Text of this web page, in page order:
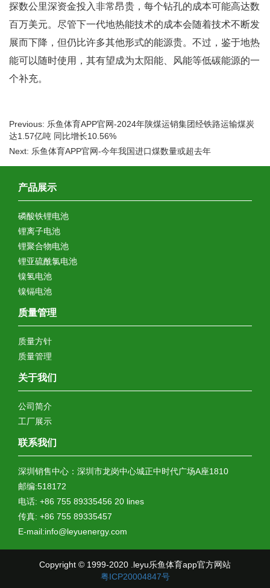
探数公里深资金投入非常昂贵，每个钻孔的成本可能高达数
百万美元。尽管下一代地热能技术的成本会随着技术不断发
展而下降，但仍比许多其他形式的能源贵。不过，鉴于地热
能可以随时使用，其有望成为太阳能、风能等低碳能源的一
个补充。
Previous: 乐鱼体育APP官网-2024年陕煤运销集团经铁路运输煤炭
达1.57亿吨 同比增长10.56%
Next: 乐鱼体育APP官网-今年我国进口煤数量或超去年
产品展示
磷酸铁锂电池
锂离子电池
锂聚合物电池
锂亚硫酰氯电池
镍氢电池
镍镉电池
质量管理
质量方针
质量管理
关于我们
公司简介
工厂展示
联系我们
深圳销售中心：深圳市龙岗中心城正中时代广场A座1810
邮编:518172
电话: +86 755 89335456 20 lines
传真: +86 755 89335457
E-mail:info@leyuenergy.com
Copyright © 1999-2020 .leyu乐鱼体育app官方网站
粤ICP20004847号